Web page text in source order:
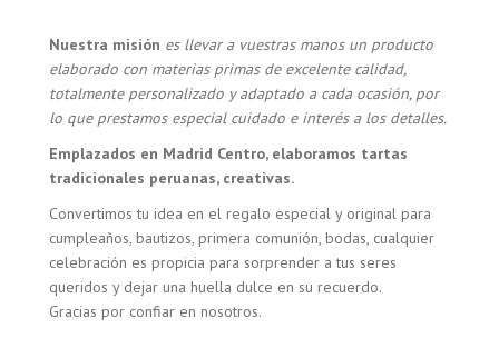
Nuestra misión es llevar a vuestras manos un producto
elaborado con materias primas de excelente calidad,
totalmente personalizado y adaptado a cada ocasión, por
lo que prestamos especial cuidado e interés a los detalles.
Emplazados en Madrid Centro, elaboramos tartas
tradicionales peruanas, creativas.
Convertimos tu idea en el regalo especial y original para
cumpleaños, bautizos, primera comunión, bodas, cualquier
celebración es propicia para sorprender a tus seres
queridos y dejar una huella dulce en su recuerdo.
Gracias por confiar en nosotros.